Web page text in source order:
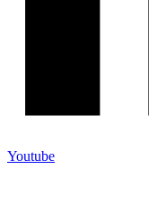
Youtube